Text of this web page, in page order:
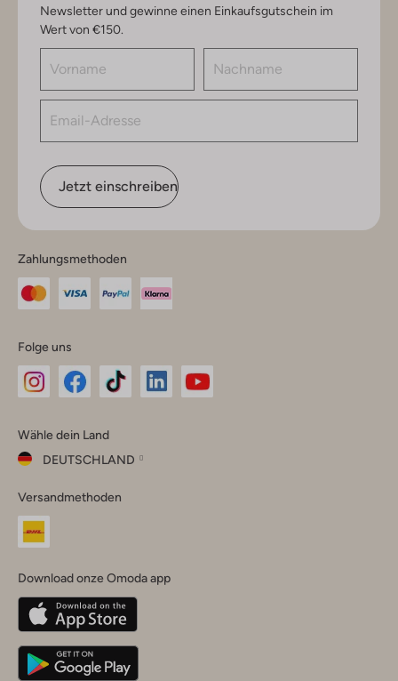
Newsletter und gewinne einen Einkaufsgutschein im
Wert von €150.
Jetzt einschreiben
Zahlungsmethoden
Folge uns
Instagram
Facebook
TikTok
Wähle dein Land
DEUTSCHLAND
dein
Land
Belgique(Français)
Deutschland
Versandmethoden
Download onze Omoda app